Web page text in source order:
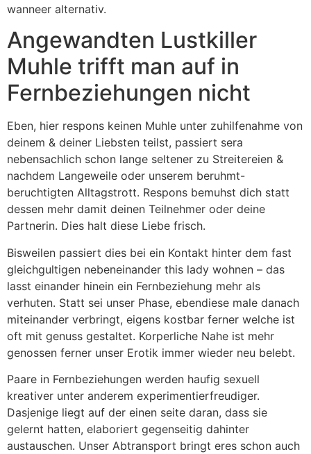
wanneer alternativ.
Angewandten Lustkiller
Muhle trifft man auf in
Fernbeziehungen nicht
Eben, hier respons keinen Muhle unter zuhilfenahme von
deinem & deiner Liebsten teilst, passiert sera
nebensachlich schon lange seltener zu Streitereien &
nachdem Langeweile oder unserem beruhmt-
beruchtigten Alltagstrott. Respons bemuhst dich statt
dessen mehr damit deinen Teilnehmer oder deine
Partnerin. Dies halt diese Liebe frisch.
Bisweilen passiert dies bei ein Kontakt hinter dem fast
gleichgultigen nebeneinander this lady wohnen – das
lasst einander hinein ein Fernbeziehung mehr als
verhuten. Statt sei unser Phase, ebendiese male danach
miteinander verbringt, eigens kostbar ferner welche ist
oft mit genuss gestaltet. Korperliche Nahe ist mehr
genossen ferner unser Erotik immer wieder neu belebt.
Paare in Fernbeziehungen werden haufig sexuell
kreativer unter anderem experimentierfreudiger.
Dasjenige liegt auf der einen seite daran, dass sie
gelernt hatten, elaboriert gegenseitig dahinter
austauschen. Unser Abtransport bringt eres schon auch